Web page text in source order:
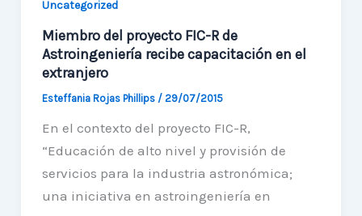
Uncategorized
Miembro del proyecto FIC-R de
Astroingeniería recibe capacitación en el
extranjero
Esteffania Rojas Phillips / 29/07/2015
En el contexto del proyecto FIC-R,
“Educación de alto nivel y provisión de
servicios para la industria astronómica;
una iniciativa en astroingeniería en